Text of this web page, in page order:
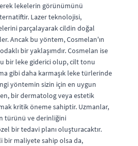
lekelerin görünümünü
Lazer teknolojisi,
parçalayarak cildin doğal
Ancak bu yöntem, Cosmelan'ın
bir yaklaşımdır. Cosmelan ise
bir leke giderici olup, cilt tonu
gibi daha karmaşık leke türlerinde
yöntemin sizin için en uygun
bir dermatolog veya estetik
kritik öneme sahiptir. Uzmanlar,
türünü ve derinliğini
bir tedavi planı oluşturacaktır.
bir maliyete sahip olsa da,